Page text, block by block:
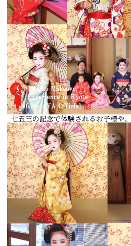
七五三の記念で体験されるお子様や、